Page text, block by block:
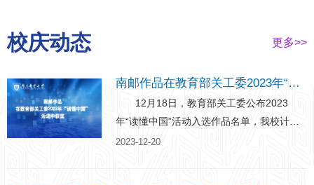
校庆动态 更多>>
南邮作品在教育部关工委2023年“读懂中国”活动中获奖
12月18日，教育部关工委公布2023
年“读懂中国”活动入选作品名单，我校计算
机学院、软件学院、网络空间安全学院《一
2023-12-20